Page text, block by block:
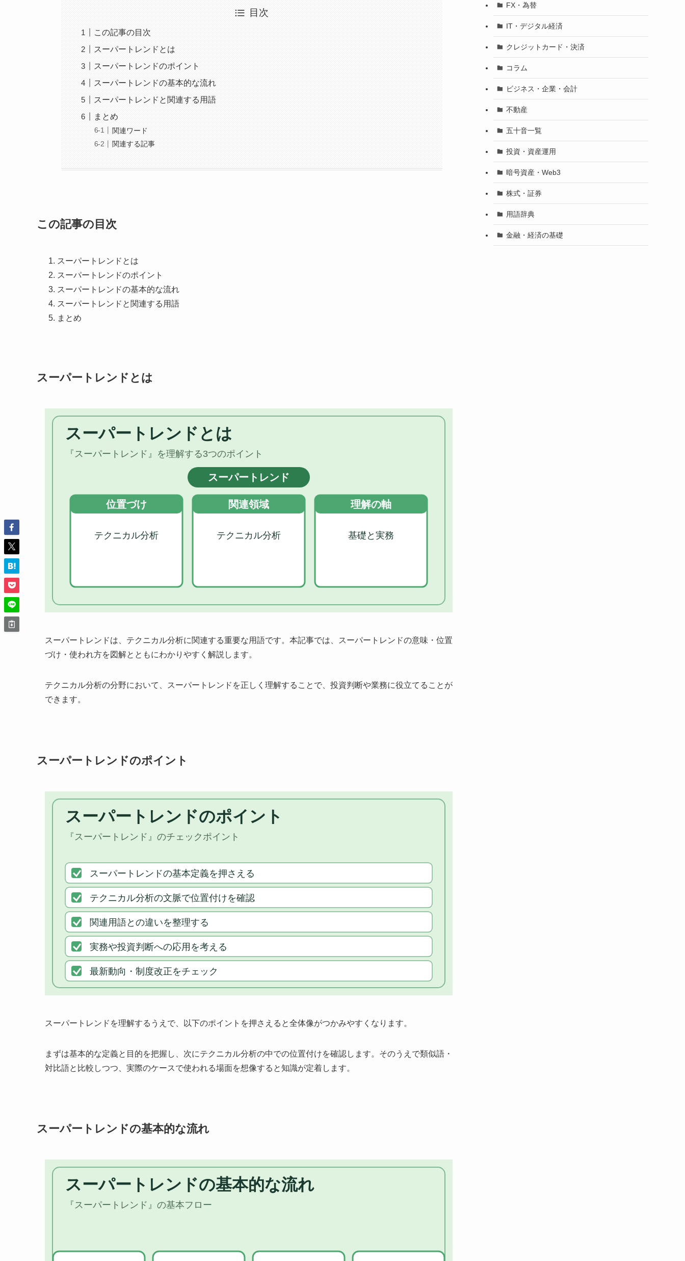
目次
この記事の目次
スーパートレンドとは
スーパートレンドのポイント
スーパートレンドの基本的な流れ
スーパートレンドと関連する用語
まとめ
関連ワード
関連する記事
この記事の目次
スーパートレンドとは
スーパートレンドのポイント
スーパートレンドの基本的な流れ
スーパートレンドと関連する用語
まとめ
スーパートレンドとは
スーパートレンドは、テクニカル分析に関連する重要な用語です。本記事では、スーパートレンドの意味・位置
づけ・使われ方を図解とともにわかりやすく解説します。
テクニカル分析の分野において、スーパートレンドを正しく理解することで、投資判断や業務に役立てることが
できます。
スーパートレンドのポイント
スーパートレンドを理解するうえで、以下のポイントを押さえると全体像がつかみやすくなります。
まずは基本的な定義と目的を把握し、次にテクニカル分析の中での位置付けを確認します。そのうえで類似語・
対比語と比較しつつ、実際のケースで使われる場面を想像すると知識が定着します。
スーパートレンドの基本的な流れ
FX・為替
IT・デジタル経済
クレジットカード・決済
コラム
ビジネス・企業・会計
不動産
五十音一覧
投資・資産運用
暗号資産・Web3
株式・証券
用語辞典
金融・経済の基礎